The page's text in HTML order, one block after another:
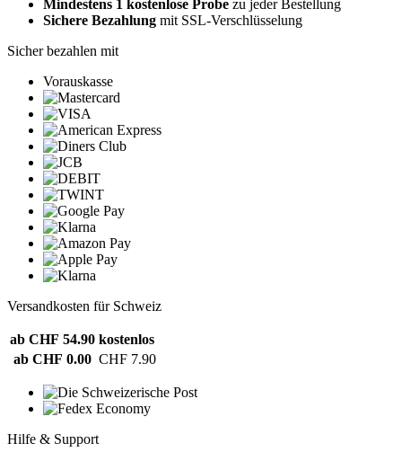
Mindestens 1 kostenlose Probe zu jeder Bestellung
Sichere Bezahlung mit SSL-Verschlüsselung
Sicher bezahlen mit
Vorauskasse
Versandkosten für Schweiz
ab CHF 54.90 kostenlos
ab CHF 0.00 CHF 7.90
Hilfe & Support